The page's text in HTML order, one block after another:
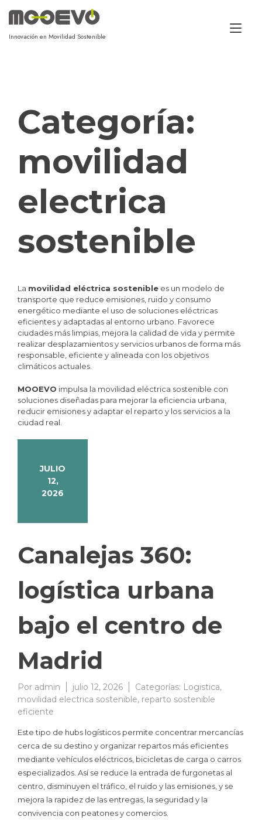
Innovación en Movilidad Sostenible
Categoría:
movilidad
electrica
sostenible
La movilidad eléctrica sostenible es un modelo de
transporte que reduce emisiones, ruido y consumo
energético mediante el uso de soluciones eléctricas
eficientes y adaptadas al entorno urbano. Favorece
ciudades más limpias, mejora la calidad de vida y permite
realizar desplazamientos y servicios urbanos de forma más
responsable, eficiente y alineada con los objetivos
climáticos actuales.
MOOEVO impulsa la movilidad eléctrica sostenible con
soluciones diseñadas para mejorar la eficiencia urbana,
reducir emisiones y adaptar el reparto y los servicios a la
ciudad real.
JULIO
12,
2026
Canalejas 360:
logística urbana
bajo el centro de
Madrid
Por admin julio 12, 2026 Categorías: Logistica,
movilidad electrica sostenible, reparto sostenible
eficiente
Este tipo de hubs logísticos permite concentrar mercancías
cerca de su destino y organizar repartos más eficientes
mediante vehículos eléctricos, bicicletas de carga o carros
especializados. Así se reduce la entrada de furgonetas al
centro, disminuyen el tráfico, el ruido y las emisiones, y se
mejora la rapidez de las entregas, la seguridad y la
convivencia con peatones y comercios.